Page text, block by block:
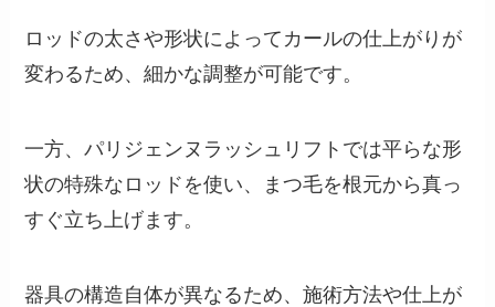
ロッドの太さや形状によってカールの仕上がりが
変わるため、細かな調整が可能です。
一方、パリジェンヌラッシュリフトでは平らな形
状の特殊なロッドを使い、まつ毛を根元から真っ
すぐ立ち上げます。
器具の構造自体が異なるため、施術方法や仕上が